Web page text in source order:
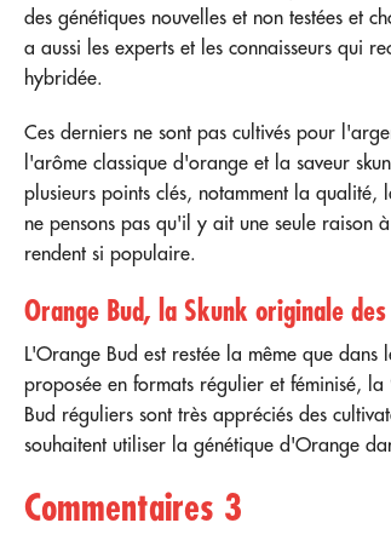
des génétiques nouvelles et non testées et
a aussi les experts et les connaisseurs qui
hybridée.
Ces derniers ne sont pas cultivés pour
l'arôme classique d'orange et la saveur
plusieurs points clés, notamment la
ne pensons pas qu'il y ait une seule raison
rendent si populaire.
Orange Bud, la Skunk originale
L'Orange Bud est restée la même que dans
proposée en formats régulier et féminisé,
Bud réguliers sont très appréciés des
souhaitent utiliser la génétique d'Orange
Commentaires 3